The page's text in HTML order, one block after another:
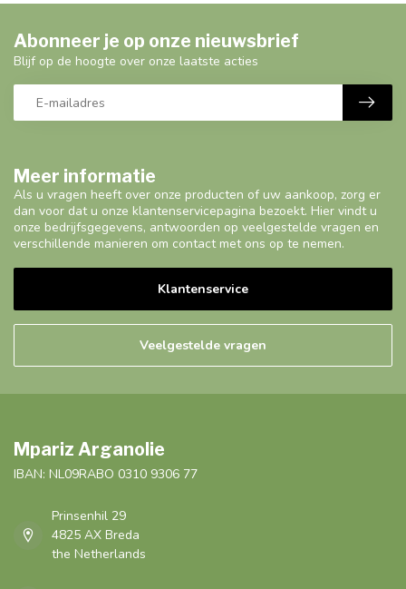
Meer informatie
Als u vragen heeft over onze producten of uw aankoop, zorg er
dan voor dat u onze klantenservicepagina bezoekt. Hier vindt u
onze bedrijfsgegevens, antwoorden op veelgestelde vragen en
verschillende manieren om contact met ons op te nemen.
Klantenservice
Veelgestelde vragen
Abonneer je op onze nieuwsbrief
Blijf op de hoogte over onze laatste acties
Mpariz Arganolie
IBAN: NL09RABO 0310 9306 77
Prinsenhil 29
4825 AX Breda
the Netherlands